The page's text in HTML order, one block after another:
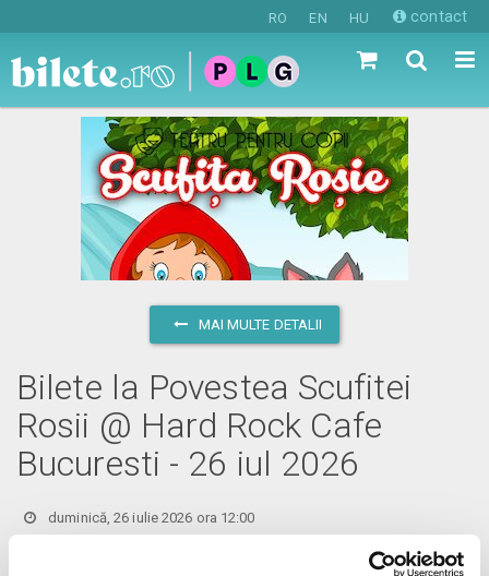
RO EN HU contact
MAI MULTE DETALII
Bilete la Povestea Scufitei
Rosii @ Hard Rock Cafe
Bucuresti - 26 iul 2026
duminică, 26 iulie 2026 ora 12:00